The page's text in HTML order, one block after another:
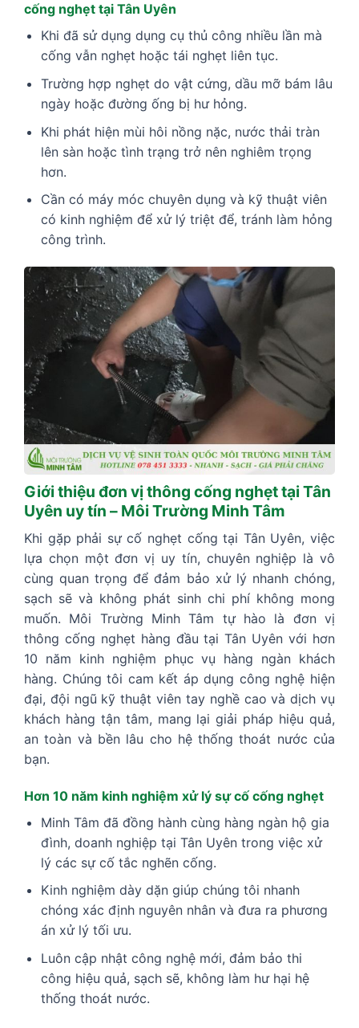
cống nghẹt tại Tân Uyên
Khi đã sử dụng dụng cụ thủ công nhiều lần mà
cống vẫn nghẹt hoặc tái nghẹt liên tục.
Trường hợp nghẹt do vật cứng, dầu mỡ bám lâu
ngày hoặc đường ống bị hư hỏng.
Khi phát hiện mùi hôi nồng nặc, nước thải tràn
lên sàn hoặc tình trạng trở nên nghiêm trọng
hơn.
Cần có máy móc chuyên dụng và kỹ thuật viên
có kinh nghiệm để xử lý triệt để, tránh làm hỏng
công trình.
Giới thiệu đơn vị thông cống nghẹt tại Tân
Uyên uy tín – Môi Trường Minh Tâm
Khi gặp phải sự cố nghẹt cống tại Tân Uyên, việc
lựa chọn một đơn vị uy tín, chuyên nghiệp là vô
cùng quan trọng để đảm bảo xử lý nhanh chóng,
sạch sẽ và không phát sinh chi phí không mong
muốn. Môi Trường Minh Tâm tự hào là đơn vị
thông cống nghẹt hàng đầu tại Tân Uyên với hơn
10 năm kinh nghiệm phục vụ hàng ngàn khách
hàng. Chúng tôi cam kết áp dụng công nghệ hiện
đại, đội ngũ kỹ thuật viên tay nghề cao và dịch vụ
khách hàng tận tâm, mang lại giải pháp hiệu quả,
an toàn và bền lâu cho hệ thống thoát nước của
bạn.
Hơn 10 năm kinh nghiệm xử lý sự cố cống nghẹt
Minh Tâm đã đồng hành cùng hàng ngàn hộ gia
đình, doanh nghiệp tại Tân Uyên trong việc xử
lý các sự cố tắc nghẽn cống.
Kinh nghiệm dày dặn giúp chúng tôi nhanh
chóng xác định nguyên nhân và đưa ra phương
án xử lý tối ưu.
Luôn cập nhật công nghệ mới, đảm bảo thi
công hiệu quả, sạch sẽ, không làm hư hại hệ
thống thoát nước.